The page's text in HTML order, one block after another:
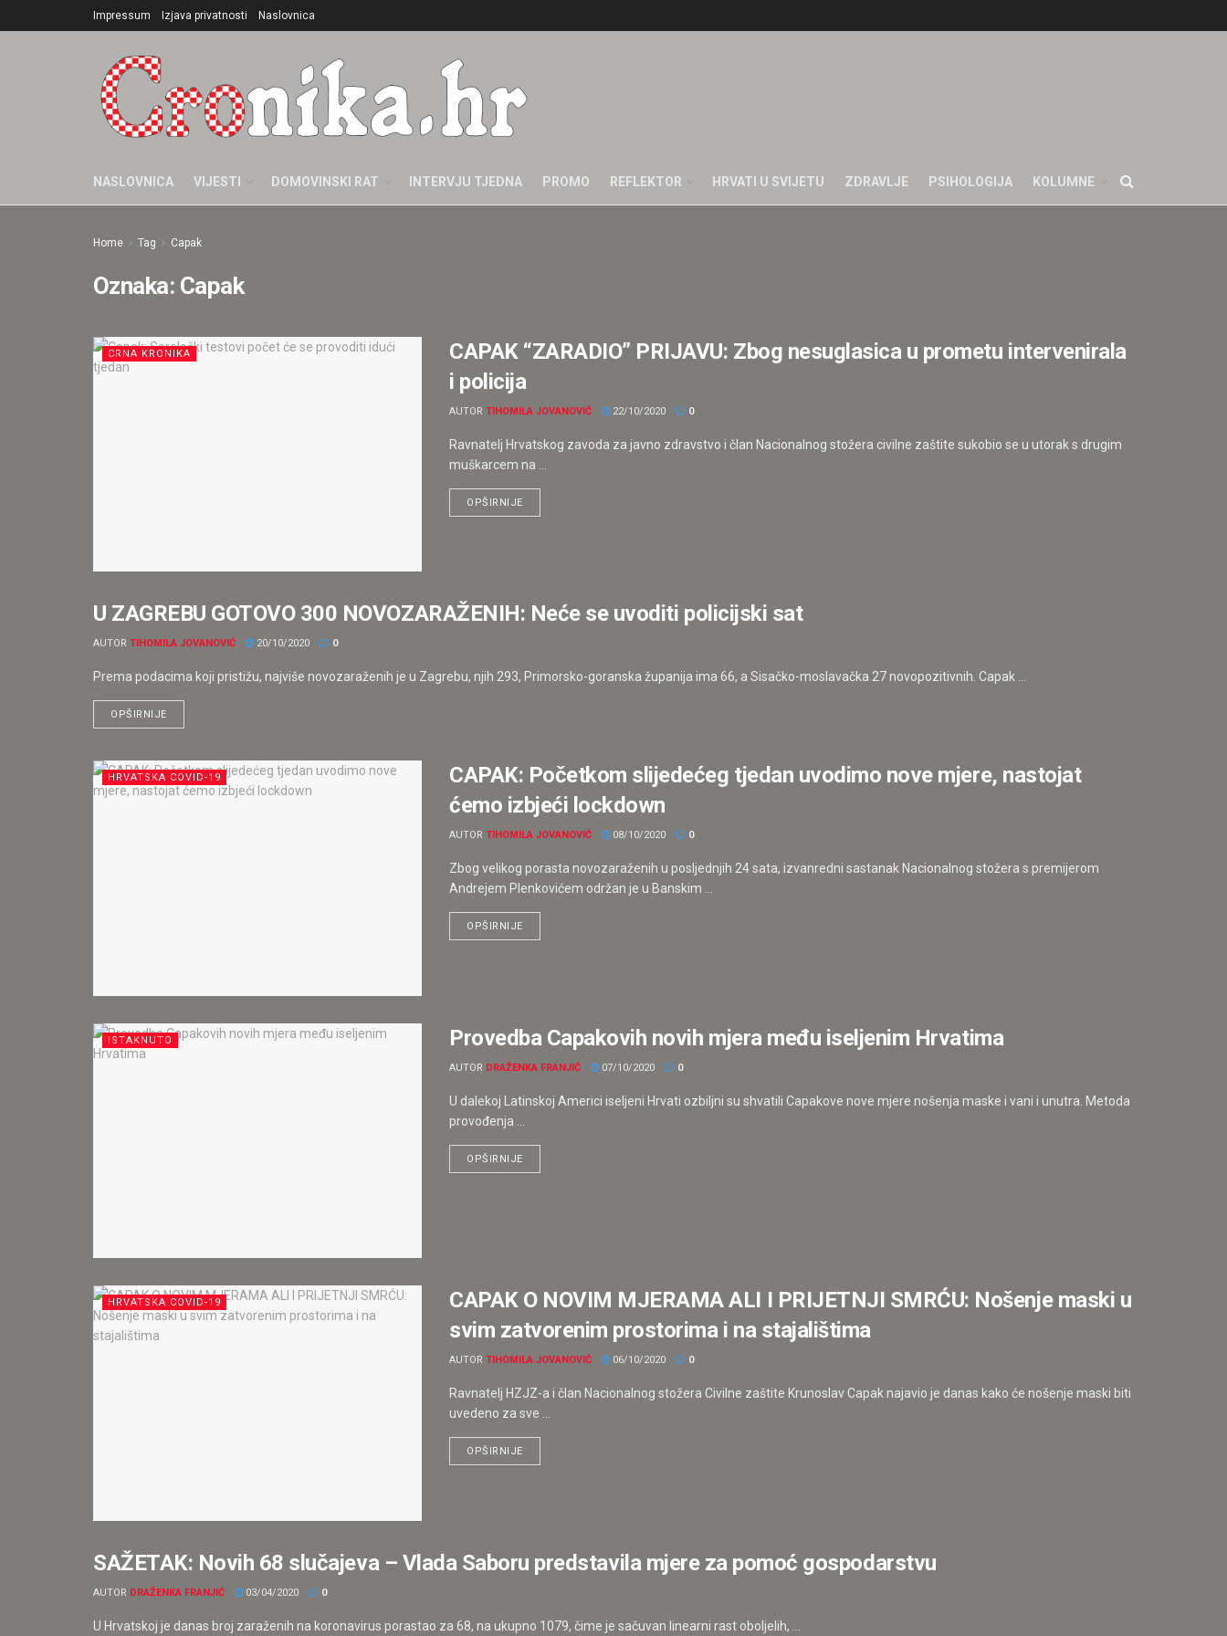
Impressum Izjava privatnosti Naslovnica
NASLOVNICA VIJESTI DOMOVINSKI RAT INTERVJU TJEDNA PROMO REFLEKTOR HRVATI U SVIJETU ZDRAVLJE PSIHOLOGIJA KOLUMNE
Home Tag Capak
Oznaka: Capak
CRNA KRONIKA
CAPAK “ZARADIO” PRIJAVU: Zbog nesuglasica u prometu intervenirala
i policija
AUTOR TIHOMILA JOVANOVIĆ 22/10/2020 0
Ravnatelj Hrvatskog zavoda za javno zdravstvo i član Nacionalnog stožera civilne zaštite sukobio se u utorak s drugim
muškarcem na ...
OPŠIRNIJE
HRVATSKA COVID-19
U ZAGREBU GOTOVO 300 NOVOZARAŽENIH: Neće se uvoditi policijski sat
AUTOR TIHOMILA JOVANOVIĆ 20/10/2020 0
Prema podacima koji pristižu, najviše novozaraženih je u Zagrebu, njih 293, Primorsko-goranska županija ima 66, a Sisačko-moslavačka 27 novopozitivnih. Capak ...
OPŠIRNIJE
HRVATSKA COVID-19
CAPAK: Početkom slijedećeg tjedan uvodimo nove mjere, nastojat
ćemo izbjeći lockdown
AUTOR TIHOMILA JOVANOVIĆ 08/10/2020 0
Zbog velikog porasta novozaraženih u posljednjih 24 sata, izvanredni sastanak Nacionalnog stožera s premijerom
Andrejem Plenkovićem održan je u Banskim ...
OPŠIRNIJE
ISTAKNUTO Provedba Capakovih novih mjera među iseljenim Hrvatima
AUTOR DRAŽENKA FRANJIĆ 07/10/2020 0
U dalekoj Latinskoj Americi iseljeni Hrvati ozbiljni su shvatili Capakove nove mjere nošenja maske i vani i unutra. Metoda
provođenja ...
OPŠIRNIJE
HRVATSKA COVID-19
CAPAK O NOVIM MJERAMA ALI I PRIJETNJI SMRĆU: Nošenje maski u
svim zatvorenim prostorima i na stajalištima
AUTOR TIHOMILA JOVANOVIĆ 06/10/2020 0
Ravnatelj HZJZ-a i član Nacionalnog stožera Civilne zaštite Krunoslav Capak najavio je danas kako će nošenje maski biti
uvedeno za sve ...
OPŠIRNIJE
HRVATSKA
SAŽETAK: Novih 68 slučajeva – Vlada Saboru predstavila mjere za pomoć gospodarstvu
AUTOR DRAŽENKA FRANJIĆ 03/04/2020 0
U Hrvatskoj je danas broj zaraženih na koronavirus porastao za 68, na ukupno 1079, čime je sačuvan linearni rast oboljelih, ...